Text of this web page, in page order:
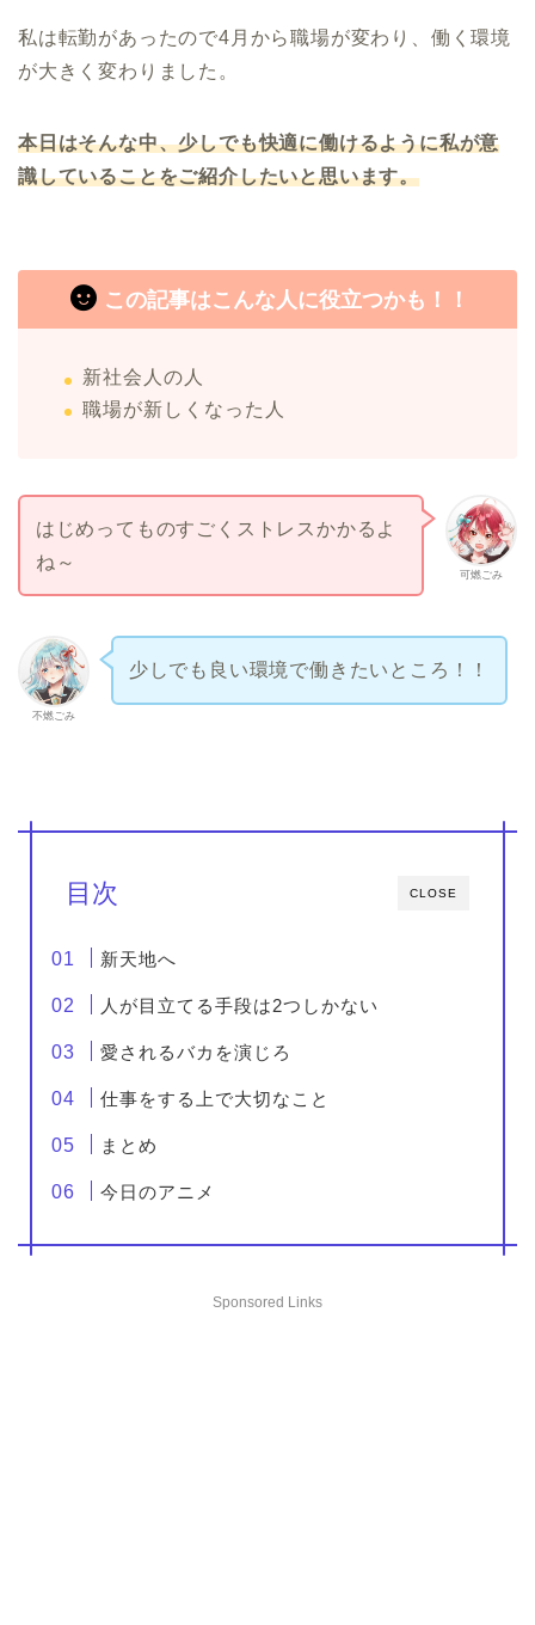
私は転勤があったので4月から職場が変わり、働く環境
が大きく変わりました。
本日はそんな中、少しでも快適に働けるように私が意
識していることをご紹介したいと思います。
この記事はこんな人に役立つかも！！
新社会人の人
職場が新しくなった人
可燃ごみ
はじめってものすごくストレスかかるよ
ね～
不燃ごみ
少しでも良い環境で働きたいところ！！
CLOSE
目次
新天地へ
人が目立てる手段は2つしかない
愛されるバカを演じろ
仕事をする上で大切なこと
まとめ
今日のアニメ
Sponsored Links